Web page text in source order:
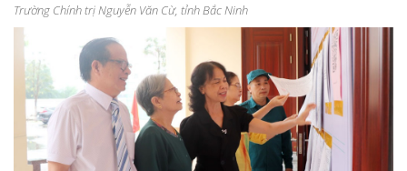
Trường Chính trị Nguyễn Văn Cừ, tỉnh Bắc Ninh